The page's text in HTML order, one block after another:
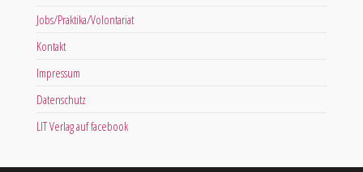
Jobs/Praktika/Volontariat
Kontakt
Impressum
Datenschutz
LIT Verlag auf facebook